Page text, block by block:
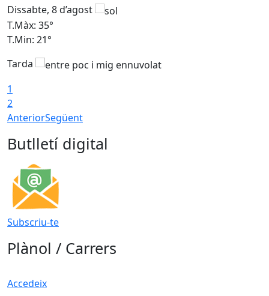
Dissabte, 8 d’agost
T.Màx: 35°
T.Min: 21°
Tarda
1
2
AnteriorSegüent
Butlletí digital
Subscriu-te
Plànol / Carrers
Accedeix